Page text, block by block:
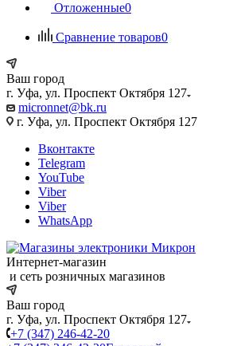
Отложенные0
Сравнение товаров0
Ваш город
г. Уфа, ул. Проспект Октября 127
micronnet@bk.ru
г. Уфа, ул. Проспект Октября 127
Вконтакте
Telegram
YouTube
Viber
Viber
WhatsApp
Интернет-магазин
и сеть розничных магазинов
Ваш город
г. Уфа, ул. Проспект Октября 127
+7 (347) 246-42-20